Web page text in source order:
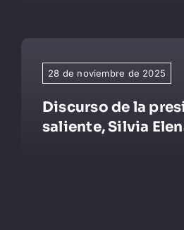
28 de noviembre de 2025
Discurso de la
saliente, Silvia